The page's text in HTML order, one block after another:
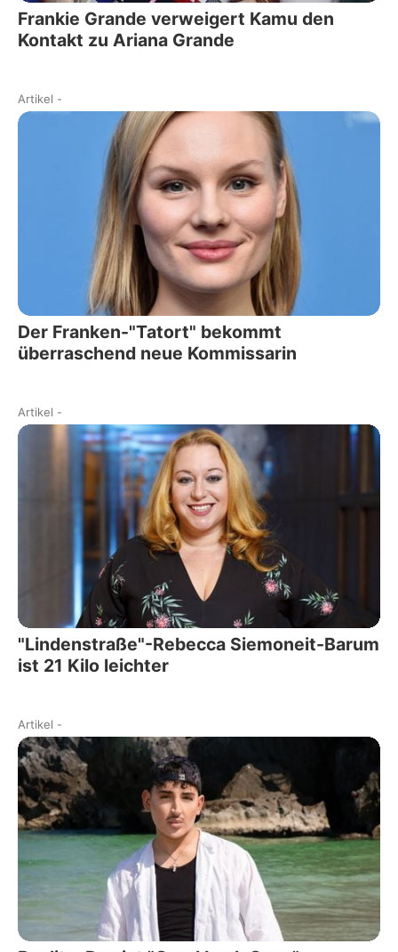
Frankie Grande verweigert Kamu den
Kontakt zu Ariana Grande
Artikel -
Der Franken-"Tatort" bekommt
überraschend neue Kommissarin
Artikel -
"Lindenstraße"-Rebecca Siemoneit-Barum
ist 21 Kilo leichter
Artikel -